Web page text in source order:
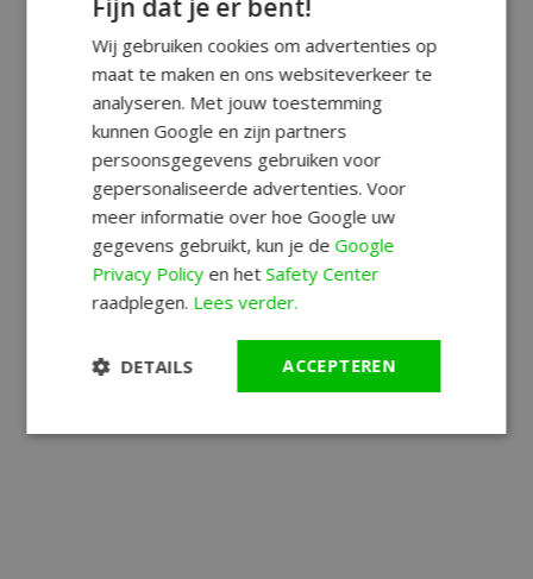
Wij gebruiken cookies om advertenties op
maat te maken en ons websiteverkeer te
analyseren. Met jouw toestemming
kunnen Google en zijn partners
persoonsgegevens gebruiken voor
gepersonaliseerde advertenties. Voor
meer informatie over hoe Google uw
gegevens gebruikt, kun je deGoogle
Privacy Policyen hetSafety Center
raadplegen. Lees verder.
ACCEPTEREN
DETAILS